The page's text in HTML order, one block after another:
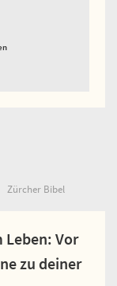
Zürcher Bibel
Leben: Vor
zu deiner